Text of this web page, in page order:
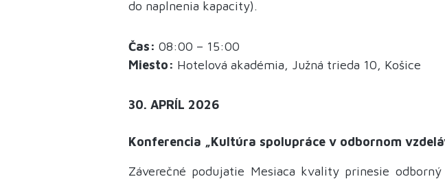
do naplnenia kapacity).
Čas: 08:00 – 15:00
Miesto: Hotelová akadémia, Južná trieda 10, Košice
30. APRÍL 2026
Konferencia „Kultúra spolupráce v odbornom
Záverečné podujatie Mesiaca kvality prinesie